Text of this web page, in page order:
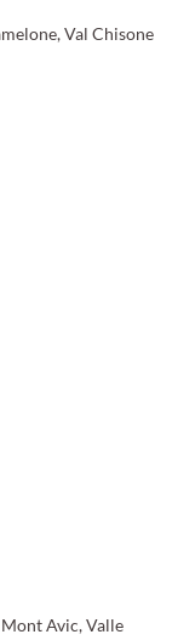
Val Chisone
Avic, Valle